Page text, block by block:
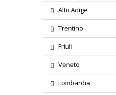
Alto Adige
Trentino
Friuli
Veneto
Lombardia